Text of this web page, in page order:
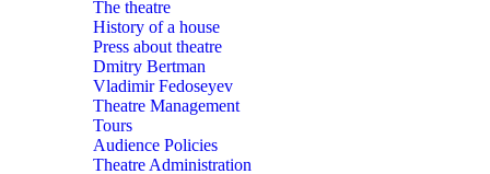
The theatre
History of a house
Press about theatre
Dmitry Bertman
Vladimir Fedoseyev
Theatre Management
Tours
Audience Policies
Theatre Administration